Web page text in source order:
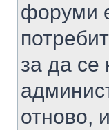
форуми
за да се
отново,